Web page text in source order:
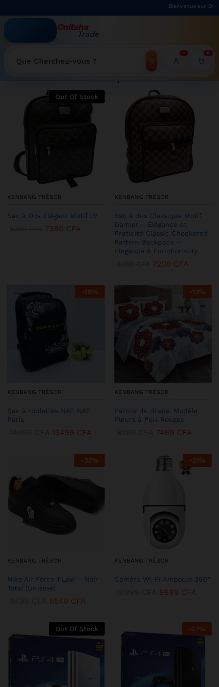
Bienvenue sur Onitsha Trade -
Onitsha
Trade
Recherche
1 0
WELCOME TO ONITSHATRADE ONLINE SHOP
Out Of Stock
KENBANG TRÉSOR
Sac à Dos Élégant Motif LV
7380 CFA
KENBANG TRÉSOR
Sac à dos Classique Motif
Damier – Élégance et
Praticité Classic Checkered
Pattern Backpack –
Elegance & Functionality
7200 CFA
-19%
KENBANG TRÉSOR
Sac à roulettes NAF NAF
Paris
13499 CFA
-13%
KENBANG TRÉSOR
Parure de draps. Modèle
Fleurs à Pois Rouges
7469 CFA
-32%
KENBANG TRÉSOR
Nike Air Force 1 Low – Noir
Total (Unisexe)
8549 CFA
-21%
KENBANG TRÉSOR
Caméra Wi-Fi Ampoule 360°
9899 CFA
Out Of Stock -27%